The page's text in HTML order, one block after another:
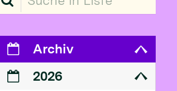
Archiv
2026